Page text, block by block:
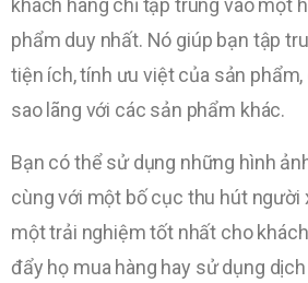
khách hàng chỉ tập trung vào một
phẩm duy nhất. Nó giúp bạn tập
tiện ích, tính ưu việt của sản phẩm,
sao lãng với các sản phẩm khác.
Bạn có thể sử dụng những hình
cùng với một bố cục thu hút người
một trải nghiệm tốt nhất cho
đẩy họ mua hàng hay sử dụng